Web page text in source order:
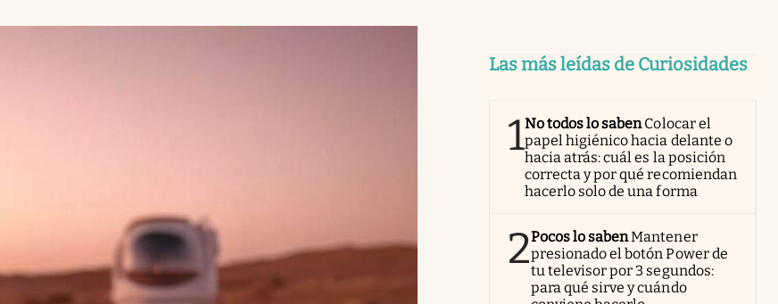
Las más leídas de Curiosidades
1No todos lo sabenColocar el
papel higiénico hacia delante o
hacia atrás: cuál es la posición
correcta y por qué recomiendan
hacerlo solo de una forma
2Pocos lo sabenMantener
presionado el botón Power de
tu televisor por 3 segundos:
para qué sirve y cuándo